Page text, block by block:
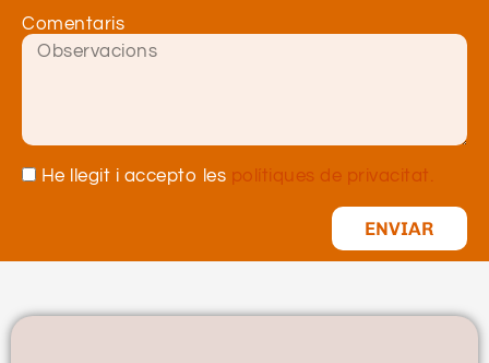
Comentaris
He llegit i accepto les polítiques de privacitat.
ENVIAR